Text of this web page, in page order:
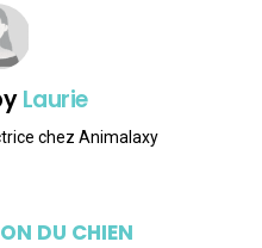
Laurie
chez Animalaxy
DU CHIEN